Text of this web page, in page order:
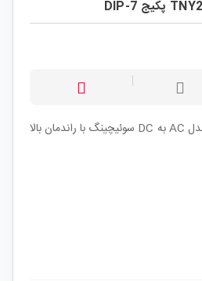
TNY274PN یک آی‌سی مبدل AC به DC سوئیچینگ با راندمان بالا